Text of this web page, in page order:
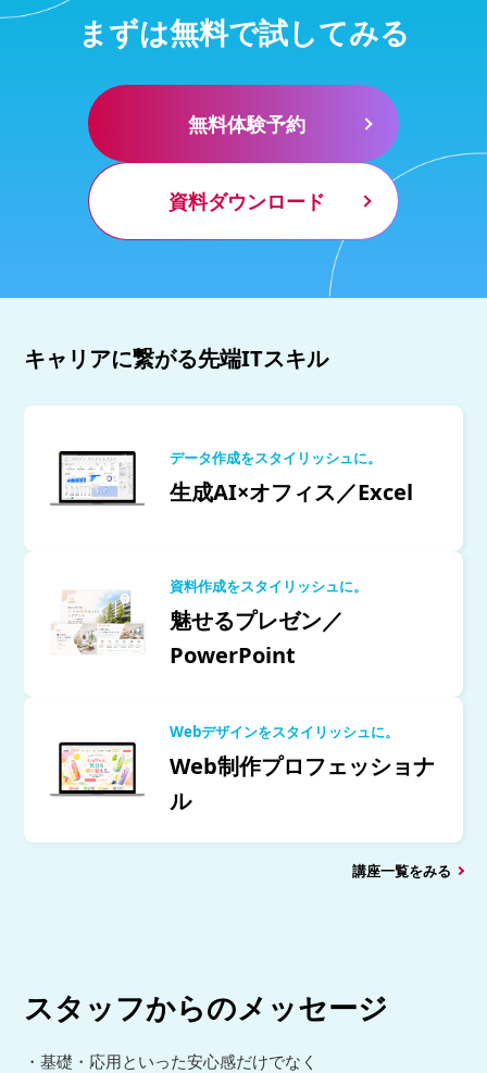
まずは無料で試してみる
無料体験予約
資料ダウンロード
キャリアに繋がる先端ITスキル
データ作成をスタイリッシュに。
生成AI×オフィス／Excel
資料作成をスタイリッシュに。
魅せるプレゼン／
PowerPoint
Webデザインをスタイリッシュに。
Web制作プロフェッショナ
ル
講座一覧をみる
スタッフからのメッセージ
・基礎・応用といった安心感だけでなく